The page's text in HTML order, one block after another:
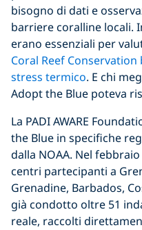
bisogno di dati e
barriere coralline locali.
erano essenziali per
Coral Reef
stress termico. E chi
Adopt the Blue poteva
La PADI AWARE
the Blue in specifiche
dalla NOAA. Nel
centri partecipanti a
Grenadine, Barbados,
già condotto oltre 51
reale, raccolti